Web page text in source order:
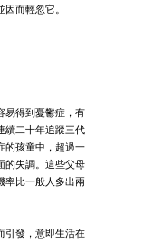
而輕忽它。
易得到憂鬱症，有
續二十年追蹤三代
的孩童中，超過一
的失調。這些父母
率比一般人多出兩
引發，意即生活在